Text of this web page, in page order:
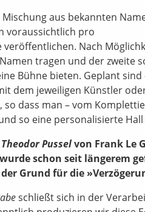
aus bekannten
voraussichtlich pro
Nach
tragen und der zweite
Bühne bieten. Geplant
dem jeweiligen Künstler
dass man – vom
so eine personalisierte
Theodor Pusselvon Frank Le
schon seit längerem
Grund für die
schließt sich in der